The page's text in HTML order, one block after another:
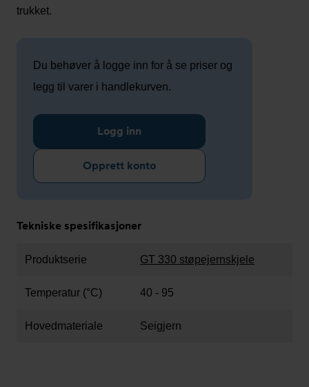
trukket.
Du behøver å logge inn for å se priser og
legg til varer i handlekurven.
Logg inn
Opprett konto
Tekniske spesifikasjoner
Produktserie GT 330 støpejernskjele
Temperatur (°C) 40 - 95
Hovedmateriale Seigjern